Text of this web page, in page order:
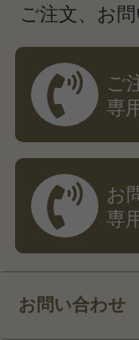
ご注文、お
ご
専
お
専
お問い合わせ